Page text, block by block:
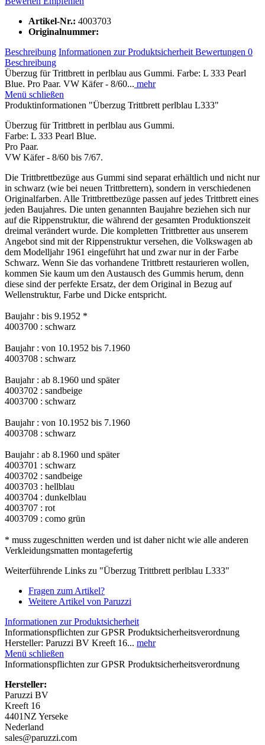
Artikel-Nr.: 4003703
Originalnummer:
Beschreibung Informationen zur Produktsicherheit Bewertungen 0
Beschreibung
Überzug für Trittbrett in perlblau aus Gummi. Farbe: L 333 Pearl
Blue. Pro Paar. VW Käfer - 8/60... mehr
Menü schließen
Produktinformationen "Überzug Trittbrett perlblau L333"
Überzug für Trittbrett in perlblau aus Gummi.
Farbe: L 333 Pearl Blue.
Pro Paar.
VW Käfer - 8/60 bis 7/67.
Die Trittbrettbezüge aus Gummi sind separat erhältlich und nicht nur
in schwarz (wie bei neuen Trittbrettern), sondern in verschiedenen
Originalfarben. Alle Trittbrettbezüge passen auf jedes Trittbrett eines
jeden Baujahres. Die unten genannten Baujahre beziehen sich nur
auf die Rippenstruktur, die während der gesamten Produktionszeit
dreimal verändert wurde. Die kompletten Trittbretter aus unserem
Angebot sind mit der Rippenstruktur versehen, die Volkswagen ab
dem Modelljahr 1961 eingeführt hat und zwar nur in der Farbe
Schwarz. Wenn Sie das vorhandene Trittbrett restaurieren wollen,
kommen Sie kaum um den Austausch des Gummis herum, denn
diese sind der perfekte Ersatz, der dem Original in Bezug auf
Wellenstruktur, Farbe und Dicke entspricht.
Baujahr : bis 9.1952 *
4003700 : schwarz
Baujahr : von 10.1952 bis 7.1960
4003708 : schwarz
Baujahr : ab 8.1960 und später
4003702 : sandbeige
4003700 : schwarz
Baujahr : von 10.1952 bis 7.1960
4003708 : schwarz
Baujahr : ab 8.1960 und später
4003701 : schwarz
4003702 : sandbeige
4003703 : hellblau
4003704 : dunkelblau
4003707 : rot
4003709 : como grün
* muss zugeschnitten werden und ist daher nicht wie alle anderen
Verkleidungsmatten montagefertig
Weiterführende Links zu "Überzug Trittbrett perlblau L333"
Fragen zum Artikel?
Weitere Artikel von Paruzzi
Informationen zur Produktsicherheit
Informationspflichten zur GPSR Produktsicherheitsverordnung
Hersteller: Paruzzi BV Kreeft 16... mehr
Menü schließen
Informationspflichten zur GPSR Produktsicherheitsverordnung
Hersteller:
Paruzzi BV
Kreeft 16
4401NZ Yerseke
Nederland
sales@paruzzi.com